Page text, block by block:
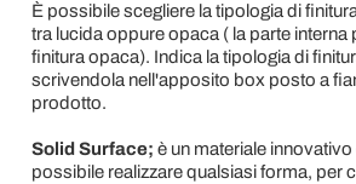
È possibile scegliere la tipologia di
tra lucida oppure opaca ( la parte interna
finitura opaca). Indica la tipologia di
scrivendola nell'apposito box posto a
prodotto.
Solid Surface; è un materiale innovativo
possibile realizzare qualsiasi forma, per